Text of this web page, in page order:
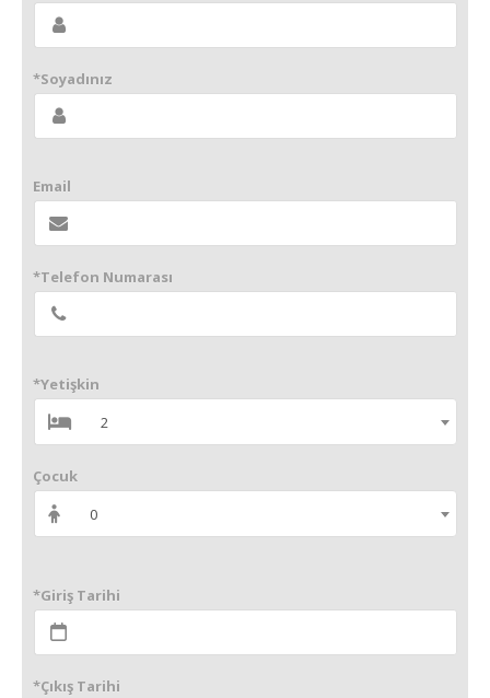
*Soyadınız
Email
*Telefon Numarası
*Yetişkin
2
Çocuk
0
*Giriş Tarihi
*Çıkış Tarihi